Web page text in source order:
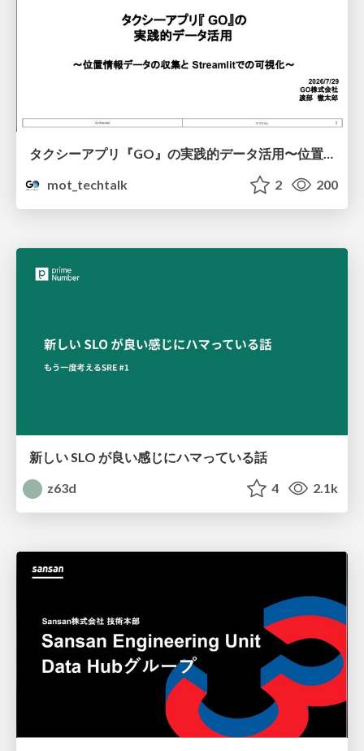
タクシーアプリ『GO』の実践的データ活用〜位置情報データの収集とStreamlitでの可視化〜
mot_techtalk
2 200
新しい SLO が良い感じにハマっている話
z63d
4 2.1k